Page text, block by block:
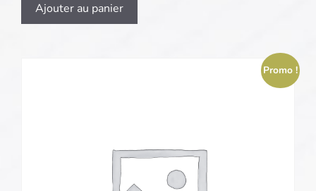
Ajouter au panier
Promo !